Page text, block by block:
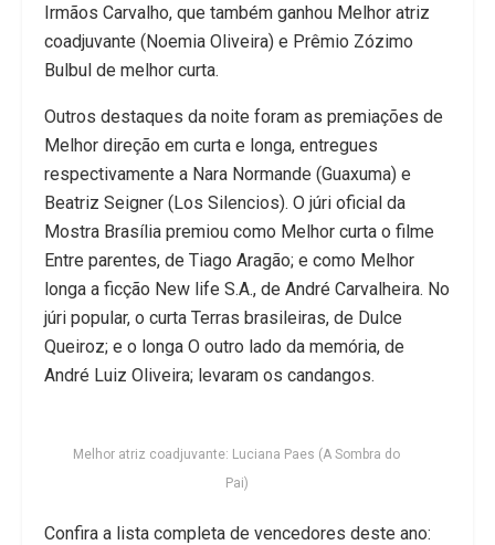
Irmãos Carvalho, que também ganhou Melhor atriz
coadjuvante (Noemia Oliveira) e Prêmio Zózimo
Bulbul de melhor curta.
Outros destaques da noite foram as premiações de
Melhor direção em curta e longa, entregues
respectivamente a Nara Normande (Guaxuma) e
Beatriz Seigner (Los Silencios). O júri oficial da
Mostra Brasília premiou como Melhor curta o filme
Entre parentes, de Tiago Aragão; e como Melhor
longa a ficção New life S.A., de André Carvalheira. No
júri popular, o curta Terras brasileiras, de Dulce
Queiroz; e o longa O outro lado da memória, de
André Luiz Oliveira; levaram os candangos.
Melhor atriz coadjuvante: Luciana Paes (A Sombra do
Pai)
Confira a lista completa de vencedores deste ano: